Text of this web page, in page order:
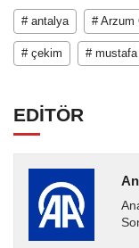
# antalya # Arzum
# çekim #
EDİTÖR